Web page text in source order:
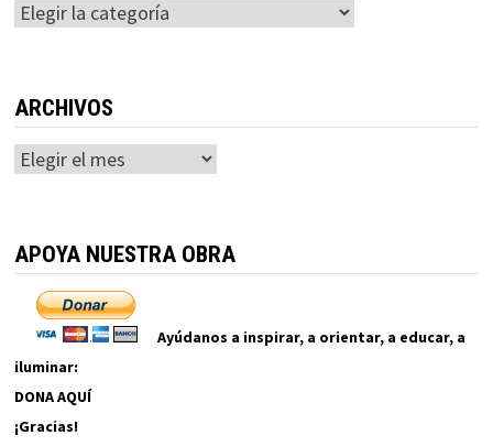
Categorías
ARCHIVOS
Archivos
APOYA NUESTRA OBRA
Ayúdanos a inspirar, a orientar, a educar, a
iluminar:
DONA AQUÍ
¡Gracias!